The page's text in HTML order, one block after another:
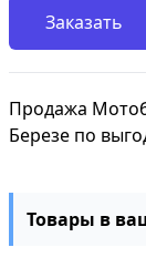
Заказать
Продажа
Березе по
Товары в